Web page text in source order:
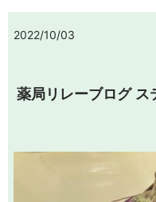
2022/10/03
薬局リレーブログ ス